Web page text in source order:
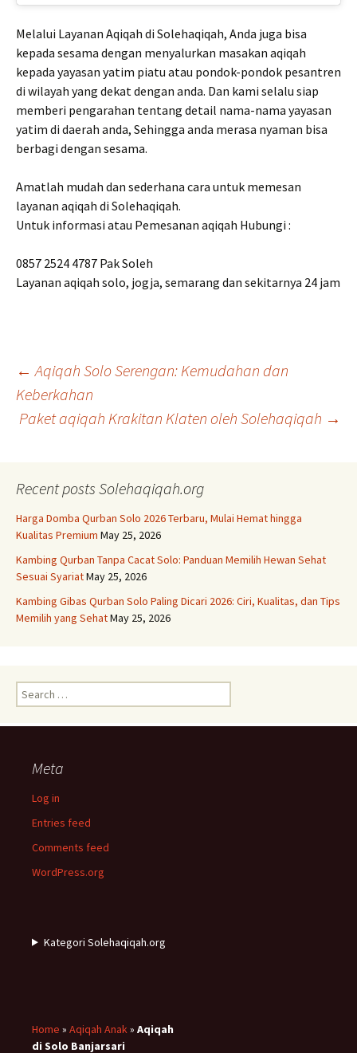
Melalui Layanan Aqiqah di Solehaqiqah, Anda juga bisa
kepada sesama dengan menyalurkan masakan aqiqah
kepada yayasan yatim piatu atau pondok-pondok pesantren
di wilayah yang dekat dengan anda. Dan kami selalu siap
memberi pengarahan tentang detail nama-nama yayasan
yatim di daerah anda, Sehingga anda merasa nyaman bisa
berbagi dengan sesama.
Amatlah mudah dan sederhana cara untuk memesan
layanan aqiqah di Solehaqiqah.
Untuk informasi atau Pemesanan aqiqah Hubungi :
0857 2524 4787 Pak Soleh
Layanan aqiqah solo, jogja, semarang dan sekitarnya 24 jam
Post
navigation
← Aqiqah Solo Serengan: Kemudahan dan
Keberkahan
Paket aqiqah Krakitan Klaten oleh Solehaqiqah →
Recent posts Solehaqiqah.org
Harga Domba Qurban Solo 2026 Terbaru, Mulai Hemat hingga
Kualitas Premium May 25, 2026
Kambing Qurban Tanpa Cacat Solo: Panduan Memilih Hewan Sehat
Sesuai SyariatMay 25, 2026
Kambing Gibas Qurban Solo Paling Dicari 2026: Ciri, Kualitas, dan Tips
Memilih yang SehatMay 25, 2026
Search
for:
Meta
Log in
Entries feed
Comments feed
WordPress.org
Kategori Solehaqiqah.org
Home » Aqiqah Anak» Aqiqah
di Solo Banjarsari